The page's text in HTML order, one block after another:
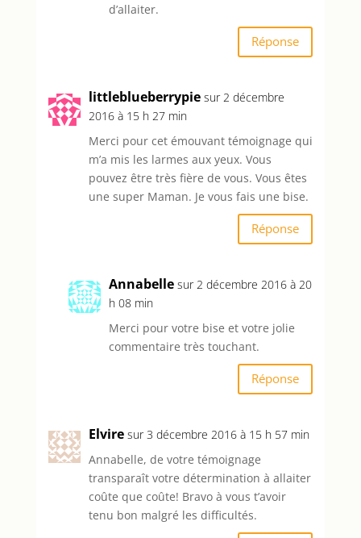
d’allaiter.
Réponse
littleblueberrypie sur 2 décembre
2016 à 15 h 27 min
Merci pour cet émouvant témoignage qui
m’a mis les larmes aux yeux. Vous
pouvez être très fière de vous. Vous êtes
une super Maman. Je vous fais une bise.
Réponse
Annabelle sur 2 décembre 2016 à 20
h 08 min
Merci pour votre bise et votre jolie
commentaire très touchant.
Réponse
Elvire sur 3 décembre 2016 à 15 h 57 min
Annabelle, de votre témoignage
transparaît votre détermination à allaiter
coûte que coûte! Bravo à vous t’avoir
tenu bon malgré les difficultés.